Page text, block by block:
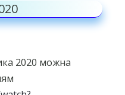
2020 можна